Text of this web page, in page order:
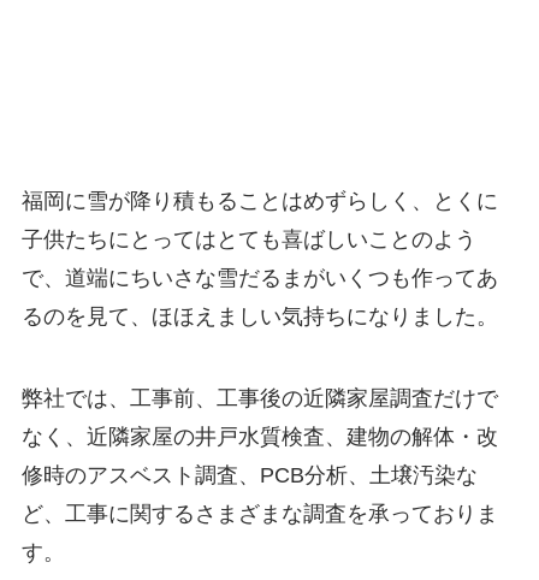
福岡に雪が降り積もることはめずらしく、とくに
子供たちにとってはとても喜ばしいことのよう
で、道端にちいさな雪だるまがいくつも作ってあ
るのを見て、ほほえましい気持ちになりました。
弊社では、工事前、工事後の近隣家屋調査だけで
なく、近隣家屋の井戸水質検査、建物の解体・改
修時のアスベスト調査、PCB分析、土壌汚染な
ど、工事に関するさまざまな調査を承っておりま
す。